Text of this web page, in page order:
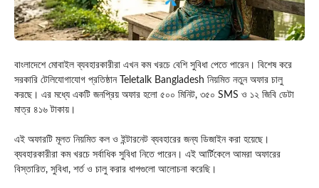
বাংলাদেশে মোবাইল ব্যবহারকারীরা এখন কম খরচে বেশি সুবিধা পেতে পারেন। বিশেষ করে
সরকারি টেলিযোগাযোগ প্রতিষ্ঠান
Teletalk Bangladesh নিয়মিত নতুন অফার চালু
করছে। এর মধ্যে একটি জনপ্রিয় অফার হলো ৫০০ মিনিট, ৩৫০ SMS ও ১২ জিবি ডেটা
মাত্র ৪১৬ টাকায়।
এই অফারটি মূলত নিয়মিত কল ও ইন্টারনেট ব্যবহারের জন্য ডিজাইন করা হয়েছে।
ব্যবহারকারীরা কম খরচে সর্বাধিক সুবিধা নিতে পারেন। এই আর্টিকেলে আমরা অফারের
বিস্তারিত, সুবিধা, শর্ত ও চালু করার ধাপগুলো আলোচনা করেছি।